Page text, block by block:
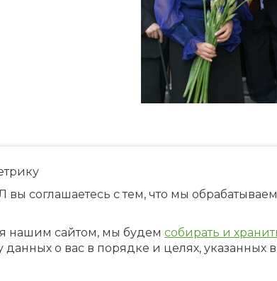
соглашаетесь с тем, что мы
нашим сайтом, мы будем собирать и
данных о вас в порядке и целях, указанных